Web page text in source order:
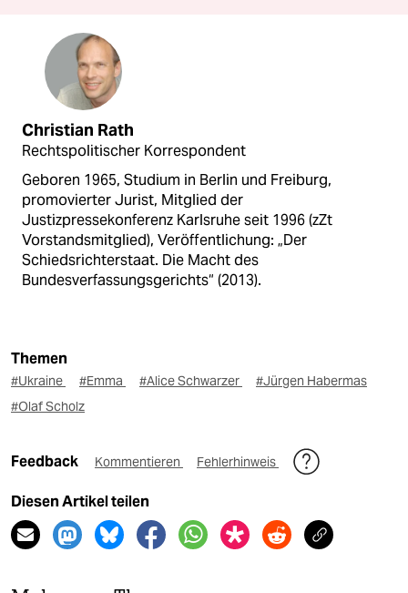
Christian Rath
Rechtspolitischer Korrespondent
Geboren 1965, Studium in Berlin und Freiburg,
promovierter Jurist, Mitglied der
Justizpressekonferenz Karlsruhe seit 1996 (zZt
Vorstandsmitglied), Veröffentlichung: „Der
Schiedsrichterstaat. Die Macht des
Bundesverfassungsgerichts“ (2013).
Themen
#Ukraine #Emma #Alice Schwarzer
#Jürgen Habermas
#Olaf Scholz
Feedback Kommentieren Fehlerhinweis
Diesen Artikel teilen